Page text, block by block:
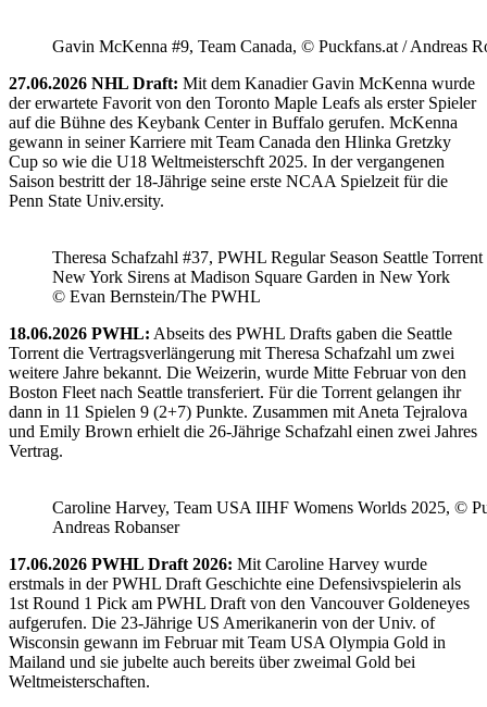
Gavin McKenna #9, Team Canada, © Puckfans.at / Andreas
27.06.2026 NHL Draft: Mit dem Kanadier Gavin McKenna wurde
der erwartete Favorit von den Toronto Maple Leafs als erster Spieler
auf die Bühne des Keybank Center in Buffalo gerufen. McKenna
gewann in seiner Karriere mit Team Canada den Hlinka Gretzky
Cup so wie die U18 Weltmeisterschft 2025. In der vergangenen
Saison bestritt der 18-Jährige seine erste NCAA Spielzeit für die
Penn State Univ.ersity.
Theresa Schafzahl #37, PWHL Regular Season Seattle Torrent
New York Sirens at Madison Square Garden in New York
© Evan Bernstein/The PWHL
18.06.2026 PWHL: Abseits des PWHL Drafts gaben die Seattle
Torrent die Vertragsverlängerung mit Theresa Schafzahl um zwei
weitere Jahre bekannt. Die Weizerin, wurde Mitte Februar von den
Boston Fleet nach Seattle transferiert. Für die Torrent gelangen ihr
dann in 11 Spielen 9 (2+7) Punkte. Zusammen mit Aneta Tejralova
und Emily Brown erhielt die 26-Jährige Schafzahl einen zwei Jahres
Vertrag.
Caroline Harvey, Team USA IIHF Womens Worlds 2025, ©
Andreas Robanser
17.06.2026 PWHL Draft 2026: Mit Caroline Harvey wurde
erstmals in der PWHL Draft Geschichte eine Defensivspielerin als
1st Round 1 Pick am PWHL Draft von den Vancouver Goldeneyes
aufgerufen. Die 23-Jährige US Amerikanerin von der Univ. of
Wisconsin gewann im Februar mit Team USA Olympia Gold in
Mailand und sie jubelte auch bereits über zweimal Gold bei
Weltmeisterschaften.